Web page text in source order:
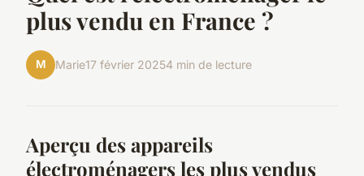
plus vendu en France ?
M Marie17 février 20254 min de lecture
Aperçu des appareils
électroménagers les plus vendus